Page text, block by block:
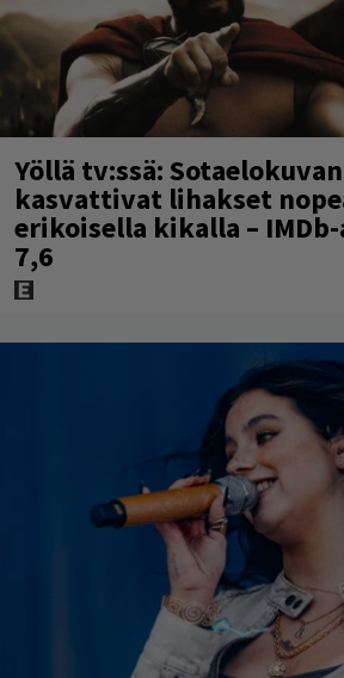
Yöllä tv:ssä:
kasvattivat lihakset
erikoisella kikalla –
7,6